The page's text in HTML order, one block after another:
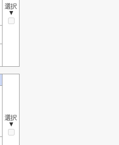
選択
▼
選択
▼